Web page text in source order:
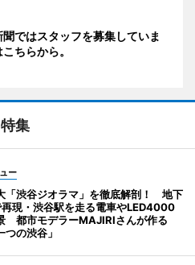
ではスタッフを募集していま
ちらから。
特集
ー
「渋谷ジオラマ」を徹底解剖！ 地下
現・渋谷駅を走る電車やLED4000
都市モデラーMAJIRIさんが作る
つの渋谷」